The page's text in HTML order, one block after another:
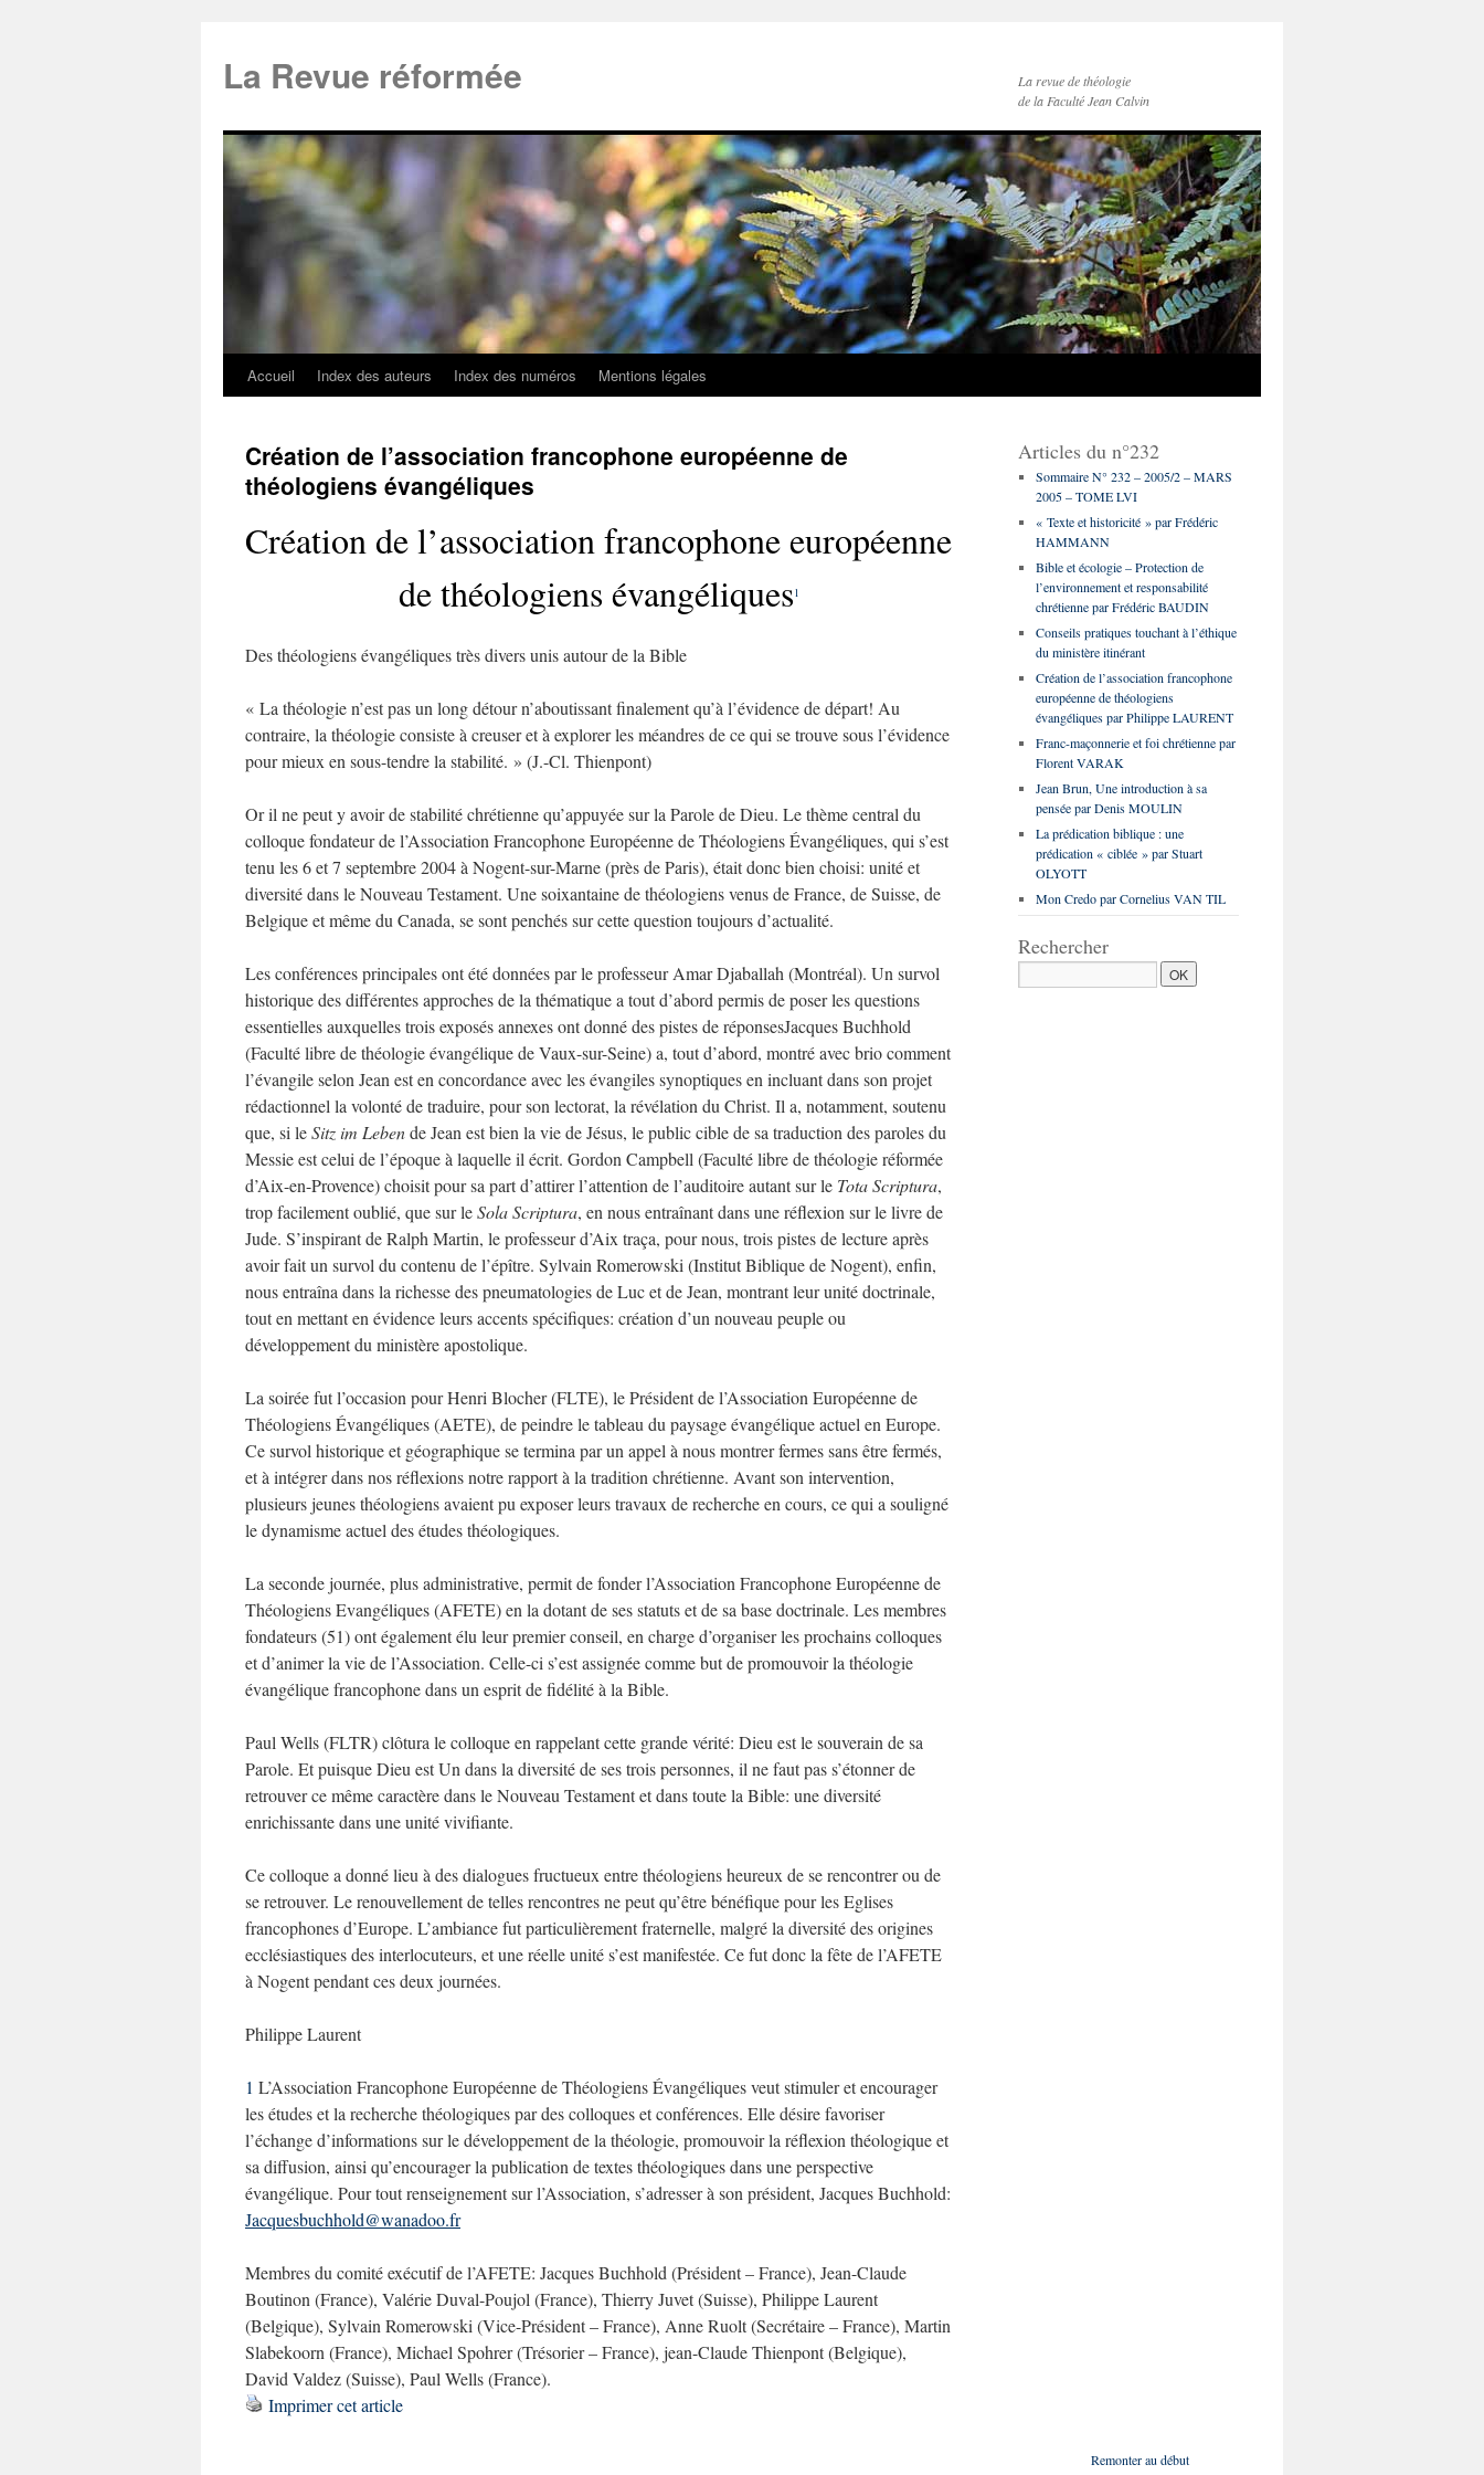
La Revue réformée
La revue de théologie
de la Faculté Jean Calvin
Accueil Index des auteurs Index des numéros Mentions légales
Création de l’association francophone européenne de
théologiens évangéliques
Création de l’association francophone européenne
de théologiens évangéliques1
Des théologiens évangéliques très divers unis autour de la Bible
« La théologie n’est pas un long détour n’aboutissant finalement qu’à l’évidence de départ! Au
contraire, la théologie consiste à creuser et à explorer les méandres de ce qui se trouve sous l’évidence
pour mieux en sous-tendre la stabilité. » (J.-Cl. Thienpont)
Or il ne peut y avoir de stabilité chrétienne qu’appuyée sur la Parole de Dieu. Le thème central du
colloque fondateur de l’Association Francophone Européenne de Théologiens Évangéliques, qui s’est
tenu les 6 et 7 septembre 2004 à Nogent-sur-Marne (près de Paris), était donc bien choisi: unité et
diversité dans le Nouveau Testament. Une soixantaine de théologiens venus de France, de Suisse, de
Belgique et même du Canada, se sont penchés sur cette question toujours d’actualité.
Les conférences principales ont été données par le professeur Amar Djaballah (Montréal). Un survol
historique des différentes approches de la thématique a tout d’abord permis de poser les questions
essentielles auxquelles trois exposés annexes ont donné des pistes de réponsesJacques Buchhold
(Faculté libre de théologie évangélique de Vaux-sur-Seine) a, tout d’abord, montré avec brio comment
l’évangile selon Jean est en concordance avec les évangiles synoptiques en incluant dans son projet
rédactionnel la volonté de traduire, pour son lectorat, la révélation du Christ. Il a, notamment, soutenu
que, si leSitz im Lebende Jean est bien la vie de Jésus, le public cible de sa traduction des paroles du
Messie est celui de l’époque à laquelle il écrit. Gordon Campbell (Faculté libre de théologie réformée
d’Aix-en-Provence) choisit pour sa part d’attirer l’attention de l’auditoire autant sur le Tota Scriptura,
trop facilement oublié, que sur leSola Scriptura, en nous entraînant dans une réflexion sur le livre de
Jude. S’inspirant de Ralph Martin, le professeur d’Aix traça, pour nous, trois pistes de lecture après
avoir fait un survol du contenu de l’épître. Sylvain Romerowski (Institut Biblique de Nogent), enfin,
nous entraîna dans la richesse des pneumatologies de Luc et de Jean, montrant leur unité doctrinale,
tout en mettant en évidence leurs accents spécifiques: création d’un nouveau peuple ou
développement du ministère apostolique.
La soirée fut l’occasion pour Henri Blocher (FLTE), le Président de l’Association Européenne de
Théologiens Évangéliques (AETE), de peindre le tableau du paysage évangélique actuel en Europe.
Ce survol historique et géographique se termina par un appel à nous montrer fermes sans être fermés,
et à intégrer dans nos réflexions notre rapport à la tradition chrétienne. Avant son intervention,
plusieurs jeunes théologiens avaient pu exposer leurs travaux de recherche en cours, ce qui a souligné
le dynamisme actuel des études théologiques.
La seconde journée, plus administrative, permit de fonder l’Association Francophone Européenne de
Théologiens Evangéliques (AFETE) en la dotant de ses statuts et de sa base doctrinale. Les membres
fondateurs (51) ont également élu leur premier conseil, en charge d’organiser les prochains colloques
et d’animer la vie de l’Association. Celle-ci s’est assignée comme but de promouvoir la théologie
évangélique francophone dans un esprit de fidélité à la Bible.
Paul Wells (FLTR) clôtura le colloque en rappelant cette grande vérité: Dieu est le souverain de sa
Parole. Et puisque Dieu est Un dans la diversité de ses trois personnes, il ne faut pas s’étonner de
retrouver ce même caractère dans le Nouveau Testament et dans toute la Bible: une diversité
enrichissante dans une unité vivifiante.
Ce colloque a donné lieu à des dialogues fructueux entre théologiens heureux de se rencontrer ou de
se retrouver. Le renouvellement de telles rencontres ne peut qu’être bénéfique pour les Eglises
francophones d’Europe. L’ambiance fut particulièrement fraternelle, malgré la diversité des origines
ecclésiastiques des interlocuteurs, et une réelle unité s’est manifestée. Ce fut donc la fête de l’AFETE
à Nogent pendant ces deux journées.
Philippe Laurent
1 L’Association Francophone Européenne de Théologiens Évangéliques veut stimuler et encourager
les études et la recherche théologiques par des colloques et conférences. Elle désire favoriser
l’échange d’informations sur le développement de la théologie, promouvoir la réflexion théologique et
sa diffusion, ainsi qu’encourager la publication de textes théologiques dans une perspective
évangélique. Pour tout renseignement sur l’Association, s’adresser à son président, Jacques Buchhold:
Jacquesbuchhold@wanadoo.fr
Membres du comité exécutif de l’AFETE: Jacques Buchhold (Président – France), Jean-Claude
Boutinon (France), Valérie Duval-Poujol (France), Thierry Juvet (Suisse), Philippe Laurent
(Belgique), Sylvain Romerowski (Vice-Président – France), Anne Ruolt (Secrétaire – France), Martin
Slabekoorn (France), Michael Spohrer (Trésorier – France), jean-Claude Thienpont (Belgique),
David Valdez (Suisse), Paul Wells (France).
Imprimer cet article
Articles du n°232
Sommaire N° 232 – 2005/2 – MARS
2005 – TOME LVI
« Texte et historicité » par Frédéric
HAMMANN
Bible et écologie – Protection de
l’environnement et responsabilité
chrétienne par Frédéric BAUDIN
Conseils pratiques touchant à l’éthique
du ministère itinérant
Création de l’association francophone
européenne de théologiens
évangéliques par Philippe LAURENT
Franc-maçonnerie et foi chrétienne par
Florent VARAK
Jean Brun, Une introduction à sa
pensée par Denis MOULIN
La prédication biblique : une
prédication « ciblée » par Stuart
OLYOTT
Mon Credo par Cornelius VAN TIL
Rechercher
Remonter au début